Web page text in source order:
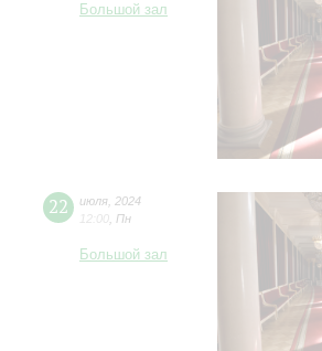
Большой зал
22 июля 2024
12:00 Пн
Большой зал